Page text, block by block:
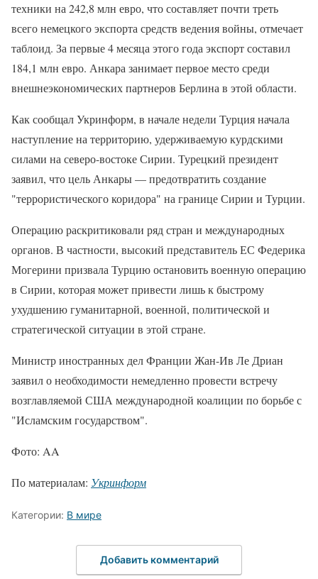
техники на 242,8 млн евро, что составляет почти треть
всего немецкого экспорта средств ведения войны, отмечает
таблоид. За первые 4 месяца этого года экспорт составил
184,1 млн евро. Анкара занимает первое место среди
внешнеэкономических партнеров Берлина в этой области.
Как сообщал Укринформ, в начале недели Турция начала
наступление на территорию, удерживаемую курдскими
силами на северо-востоке Сирии. Турецкий президент
заявил, что цель Анкары — предотвратить создание
"террористического коридора" на границе Сирии и Турции.
Операцию раскритиковали ряд стран и международных
органов. В частности, высокий представитель ЕС Федерика
Могерини призвала Турцию остановить военную операцию
в Сирии, которая может привести лишь к быстрому
ухудшению гуманитарной, военной, политической и
стратегической ситуации в этой стране.
Министр иностранных дел Франции Жан-Ив Ле Дриан
заявил о необходимости немедленно провести встречу
возглавляемой США международной коалиции по борьбе с
"Исламским государством".
Фото: AA
По материалам: Укринформ
Категории: В мире
Добавить комментарий